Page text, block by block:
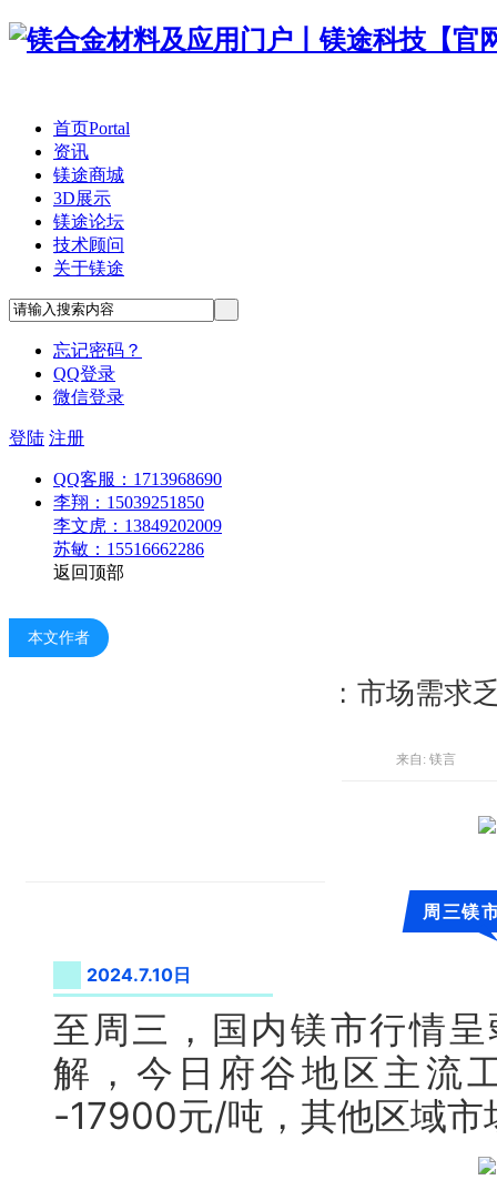
首页Portal
资讯
镁途商城
3D展示
镁途论坛
技术顾问
关于镁途
忘记密码？
QQ登录
微信登录
登陆 注册
QQ客服：1713968690
李翔：15039251850
李文虎：13849202009
苏敏：15516662286
返回顶部
镁市场：市场需求
来自: 镁言
周三镁
2024.7.10日
至周三，国内镁市行情
解， 今日府谷地区主流
-17900元/吨，其他区域市
本文作者